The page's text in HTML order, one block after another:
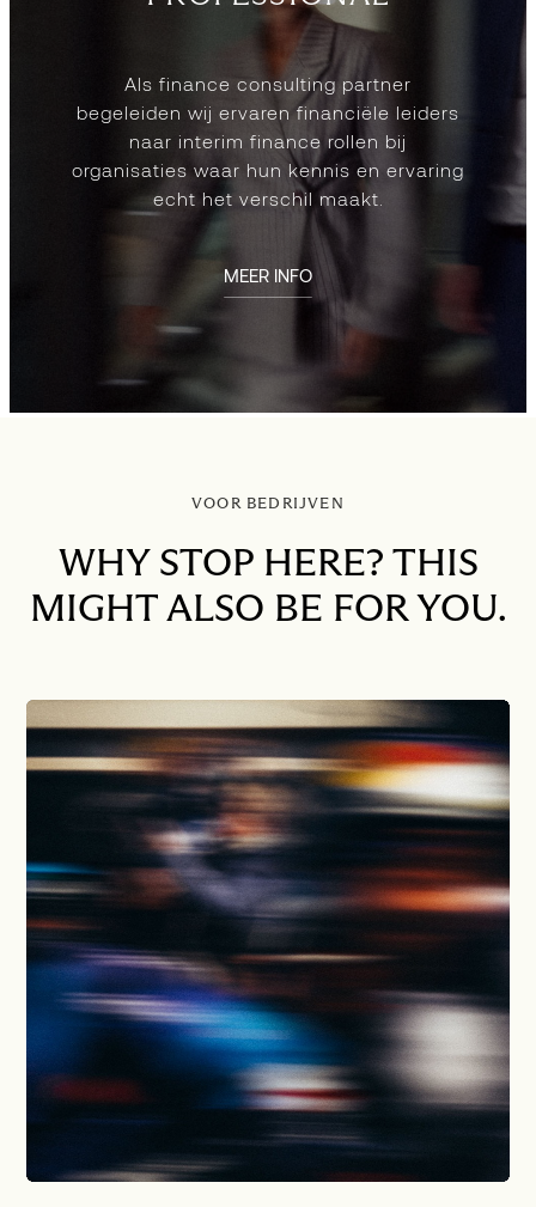
Als finance consulting partner
begeleiden wij ervaren financiële leiders
naar interim finance rollen bij
organisaties waar hun kennis en ervaring
echt het verschil maakt.
MEER INFO
VOOR BEDRIJVEN
WHY STOP HERE? THIS
MIGHT ALSO BE FOR YOU.